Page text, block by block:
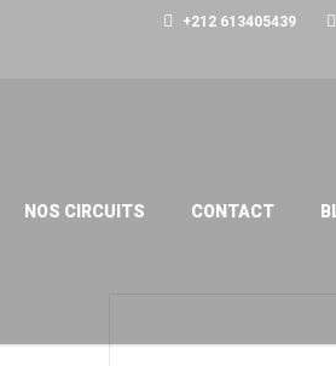
+212 613405439
NOS CIRCUITS CONTACT